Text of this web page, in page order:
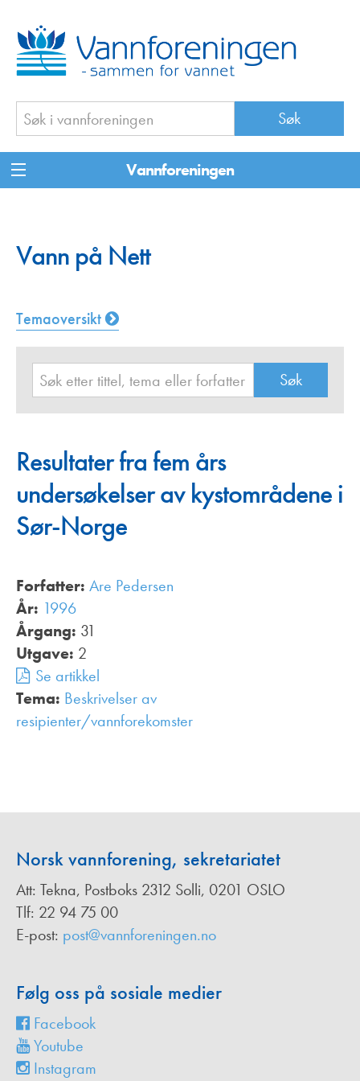
Vannforeningen
Vann på Nett
Temaoversikt
Resultater fra fem års
undersøkelser av kystområdene i
Sør-Norge
Forfatter: Are Pedersen
År: 1996
Årgang: 31
Utgave: 2
Se artikkel
Tema: Beskrivelser av
resipienter/vannforekomster
Norsk vannforening, sekretariatet
Att: Tekna, Postboks 2312 Solli, 0201 OSLO
Tlf: 22 94 75 00
E-post: post@vannforeningen.no
Følg oss på sosiale medier
Facebook
Youtube
Instagram